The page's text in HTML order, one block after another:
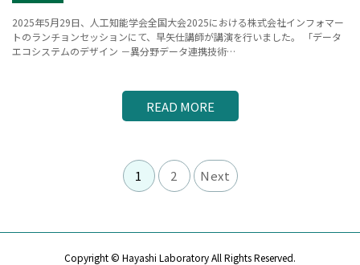
2025年5月29日、人工知能学会全国大会2025における株式会社インフォマー
トのランチョンセッションにて、早矢仕講師が講演を行いました。 「データ
エコシステムのデザイン －異分野データ連携技術…
READ MORE
1 2 Next
Copyright © Hayashi Laboratory All Rights Reserved.